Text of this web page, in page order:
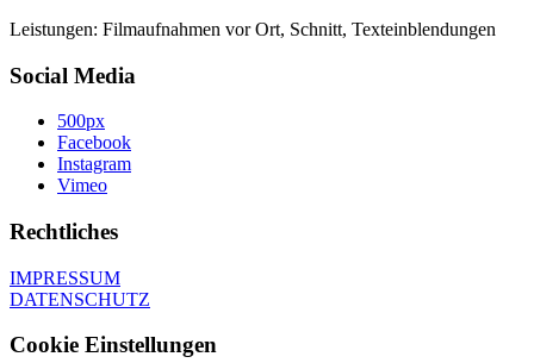
Leistungen: Filmaufnahmen vor Ort, Schnitt, Texteinblendungen
Social Media
500px
Facebook
Instagram
Vimeo
Rechtliches
IMPRESSUM
DATENSCHUTZ
Cookie Einstellungen